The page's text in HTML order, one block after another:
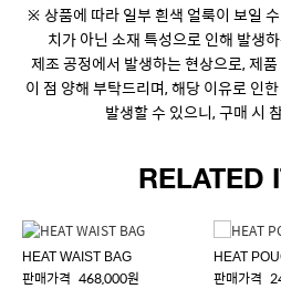
※ 상품에 따라 일부 흰색 얼룩이 보일
치가 아닌 소재 특성으로 인해 발생
제조 공정에서 발생하는 현상으로, 제
이 점 양해 부탁드리며, 해당 이유로 인
발생할 수 있으니, 구매 시
RELATED
HEAT WAIST BAG
판매가격 468,000원
HEAT
판매가격